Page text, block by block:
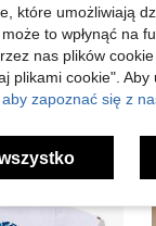
które umożliwiają
to wpłynąć na
nas plików
plikami cookie".
aby zapoznać się z